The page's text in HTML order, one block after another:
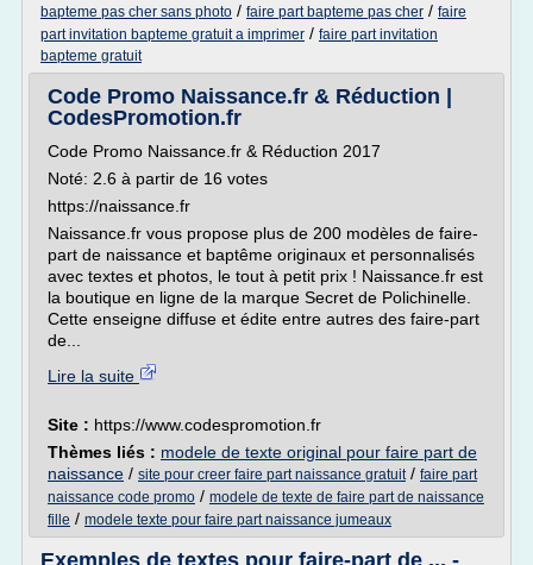
bapteme pas cher sans photo / faire part bapteme pas cher / faire
part invitation bapteme gratuit a imprimer / faire part invitation
bapteme gratuit
Code Promo Naissance.fr & Réduction |
CodesPromotion.fr
Code Promo Naissance.fr & Réduction 2017
Noté: 2.6 à partir de 16 votes
https://naissance.fr
Naissance.fr vous propose plus de 200 modèles de faire-
part de naissance et baptême originaux et personnalisés
avec textes et photos, le tout à petit prix ! Naissance.fr est
la boutique en ligne de la marque Secret de Polichinelle.
Cette enseigne diffuse et édite entre autres des faire-part
de...
Lire la suite
Site : https://www.codespromotion.fr
Thèmes liés : modele de texte original pour faire part de
naissance / site pour creer faire part naissance gratuit/ faire part
naissance code promo / modele de texte de faire part de naissance
fille / modele texte pour faire part naissance jumeaux
Exemples de textes pour faire-part de ... -